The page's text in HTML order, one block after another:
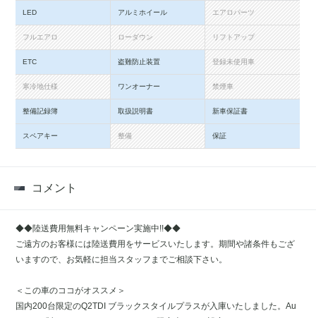
LED アルミホイール エアロパーツ
フルエアロ ローダウン リフトアップ
ETC 盗難防止装置 登録未使用車
寒冷地仕様 ワンオーナー 禁煙車
整備記録簿 取扱説明書 新車保証書
スペアキー 整備 保証
コメント
◆◆陸送費用無料キャンペーン実施中!!◆◆
ご遠方のお客様には陸送費用をサービスいたします。期間や諸条件もござ
いますので、お気軽に担当スタッフまでご相談下さい。
＜この車のココがオススメ＞
国内200台限定のQ2TDI ブラックスタイルプラスが入庫いたしました。Au